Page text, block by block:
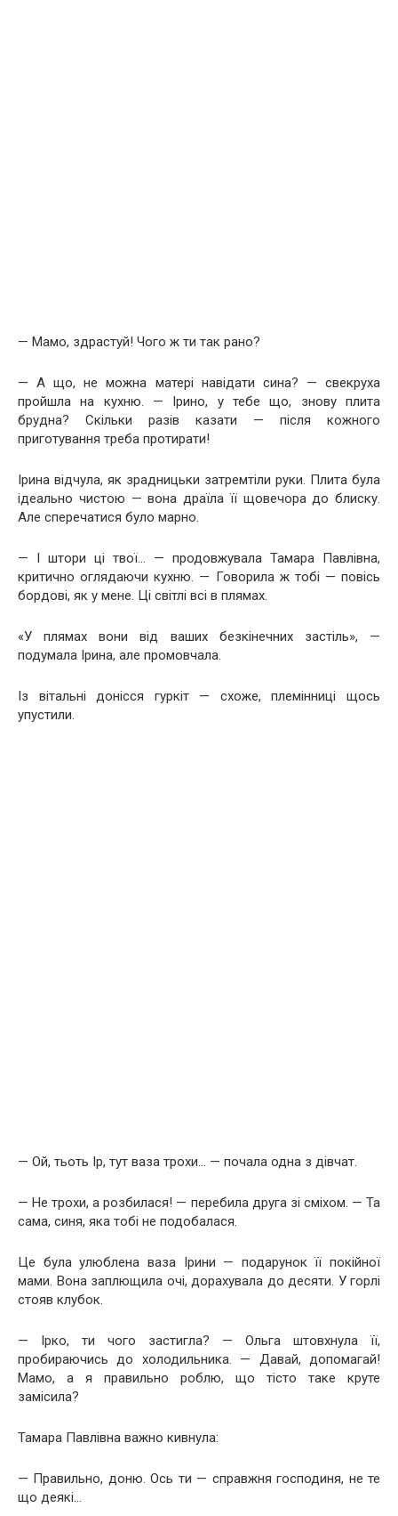
— Мамо, здрастуй! Чого ж ти так рано?
— А що, не можна матері навідати сина? — свекруха
пройшла на кухню. — Ірино, у тебе що, знову плита
брудна? Скільки разів казати — після кожного
приготування треба протирати!
Ірина відчула, як зрадницьки затремтіли руки. Плита була
ідеально чистою — вона драїла її щовечора до блиску.
Але сперечатися було марно.
— І штори ці твої… — продовжувала Тамара Павлівна,
критично оглядаючи кухню. — Говорила ж тобі — повісь
бордові, як у мене. Ці світлі всі в плямах.
«У плямах вони від ваших безкінечних застіль», —
подумала Ірина, але промовчала.
Із вітальні донісся гуркіт — схоже, племінниці щось
упустили.
— Ой, тьоть Ір, тут ваза трохи… — почала одна з дівчат.
— Не трохи, а розбилася! — перебила друга зі сміхом. — Та
сама, синя, яка тобі не подобалася.
Це була улюблена ваза Ірини — подарунок її покійної
мами. Вона заплющила очі, дорахувала до десяти. У горлі
стояв клубок.
— Ірко, ти чого застигла? — Ольга штовхнула її,
пробираючись до холодильника. — Давай, допомагай!
Мамо, а я правильно роблю, що тісто таке круте
замісила?
Тамара Павлівна важно кивнула:
— Правильно, доню. Ось ти — справжня господиня, не те
що деякі…